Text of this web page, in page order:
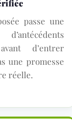
passe une
d’entrer
une promesse
réelle.